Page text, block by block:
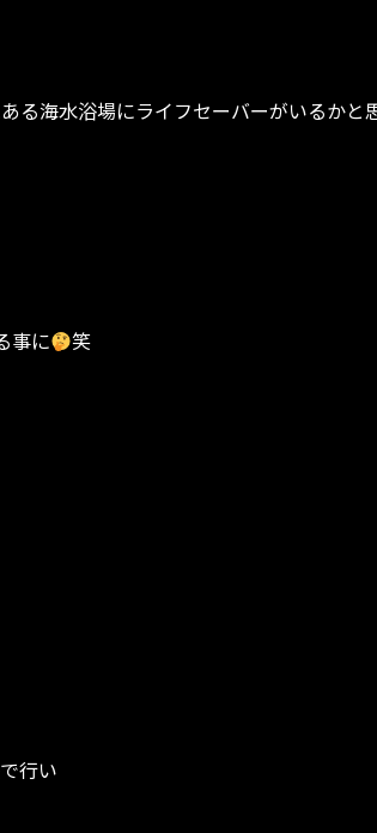
海水浴場にライフセーバーがいるかと
事に
笑
行い